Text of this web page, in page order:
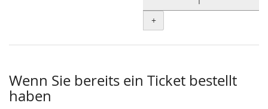
+
Wenn Sie bereits ein Ticket bestellt
haben